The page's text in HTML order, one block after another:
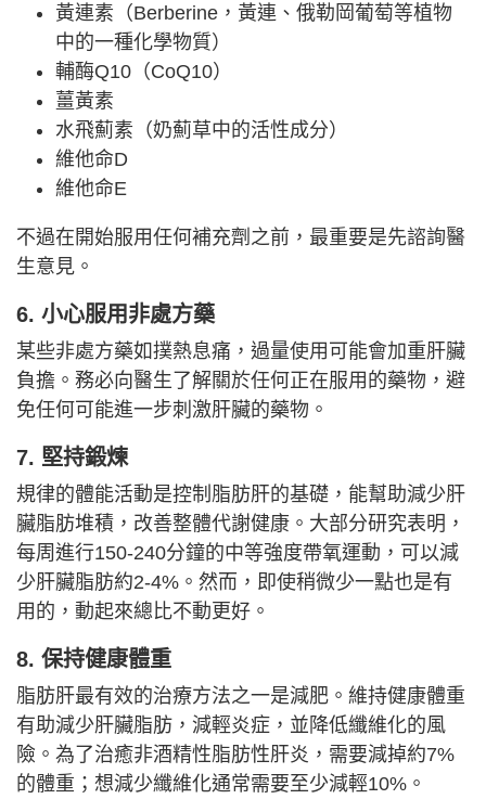
黃連素（Berberine，黃連、俄勒岡葡萄等植物
中的一種化學物質）
輔酶Q10（CoQ10）
薑黃素
水飛薊素（奶薊草中的活性成分）
維他命D
維他命E
不過在開始服用任何補充劑之前，最重要是先諮詢醫
生意見。
6. 小心服用非處方藥
某些非處方藥如撲熱息痛，過量使用可能會加重肝臟
負擔。務必向醫生了解關於任何正在服用的藥物，避
免任何可能進一步刺激肝臟的藥物。
7. 堅持鍛煉
規律的體能活動是控制脂肪肝的基礎，能幫助減少肝
臟脂肪堆積，改善整體代謝健康。大部分研究表明，
每周進行150-240分鐘的中等強度帶氧運動，可以減
少肝臟脂肪約2-4%。然而，即使稍微少一點也是有
用的，動起來總比不動更好。
8. 保持健康體重
脂肪肝最有效的治療方法之一是減肥。維持健康體重
有助減少肝臟脂肪，減輕炎症，並降低纖維化的風
險。為了治癒非酒精性脂肪性肝炎，需要減掉約7%
的體重；想減少纖維化通常需要至少減輕10%。